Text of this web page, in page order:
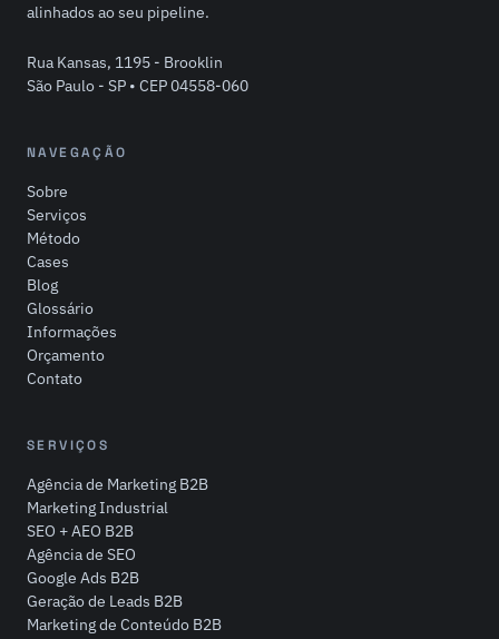
alinhados ao seu pipeline.
Rua Kansas, 1195 - Brooklin
São Paulo - SP • CEP 04558-060
NAVEGAÇÃO
Sobre
Serviços
Método
Cases
Blog
Glossário
Informações
Orçamento
Contato
SERVIÇOS
Agência de Marketing B2B
Marketing Industrial
SEO + AEO B2B
Agência de SEO
Google Ads B2B
Geração de Leads B2B
Marketing de Conteúdo B2B